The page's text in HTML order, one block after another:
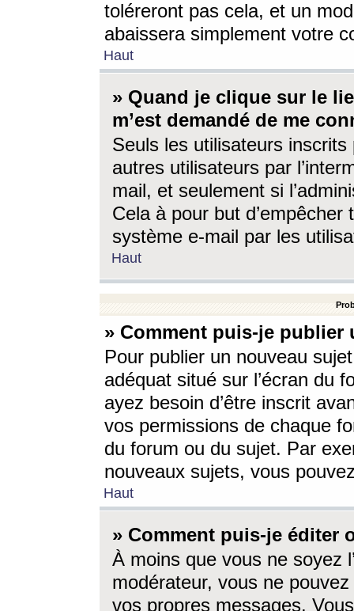
toléreront pas cela, et un
abaissera simplement votre
Haut
» Quand je clique sur le
m’est demandé de me
Seuls les utilisateurs
autres utilisateurs par
mail, et seulement si
Cela à pour but
système e-mail par les
Haut
» Comment puis-je
Pour publier un nouveau
adéquat situé sur l’écran du
ayez besoin d’être inscrit
vos permissions de chaque
du forum ou du sujet. Par
nouveaux sujets, vous
Haut
» Comment puis-je éditer
À moins que vous ne soyez
modérateur, vous ne
vos propres messages.